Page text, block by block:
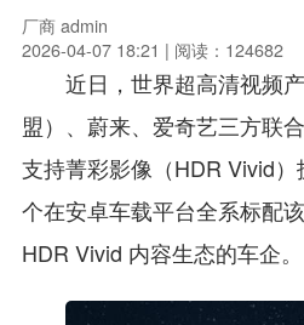
厂商 admin
2026-04-07 18:21 | 阅读：124682
近日，世界超高清视频
盟）、蔚来、爱奇艺三方联
支持菁彩影像（HDR Vivid
个在安卓车载平台全系标配
HDR Vivid 内容生态的车企。